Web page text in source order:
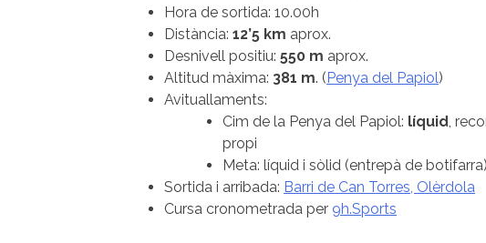
Hora de sortida: 10.00h
Distància: 12’5 km aprox.
Desnivell positiu: 550 m aprox.
Altitud màxima: 381 m. (Penya del Papiol)
Avituallaments:
Cim de la Penya del Papiol: líquid ,
propi
Meta: líquid i sòlid (entrepà de botifarra)
Sortida i arribada: Barri de Can Torres, Olèrdola
Cursa cronometrada per 9h.Sports